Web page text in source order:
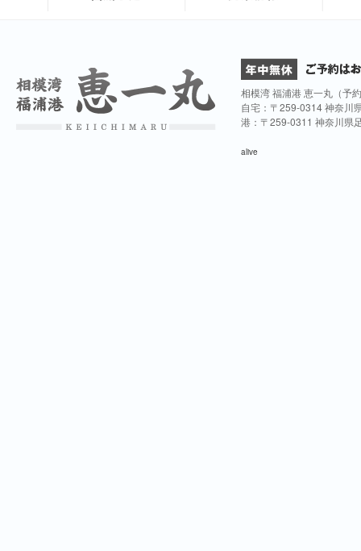
相模湾 福浦港 恵一丸（予
自宅：〒259-0314 神奈川
港：〒259-0311 神奈川県
alive